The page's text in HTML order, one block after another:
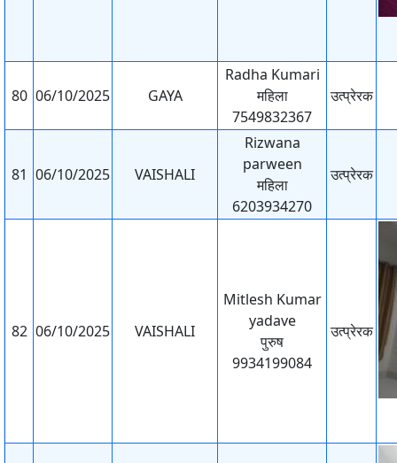
80 06/10/2025 GAYA
Radha Kumari
महिला
7549832367
उत्प्रेरक
81 06/10/2025 VAISHALI
Rizwana
parween
महिला
6203934270
उत्प्रेरक
82 06/10/2025 VAISHALI
Mitlesh Kumar
yadave
पुरुष
9934199084
उत्प्रेरक